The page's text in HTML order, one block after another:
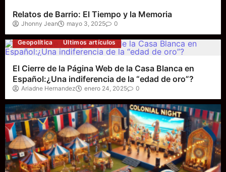
Relatos de Barrio: El Tiempo y la Memoria
Jhonny Jean mayo 3, 2025 0
Geopolítica Últimos artículos
El Cierre de la Página Web de la Casa Blanca en
Español:¿Una indiferencia de la “edad de oro”?
Ariadne Hernandez enero 24, 2025 0